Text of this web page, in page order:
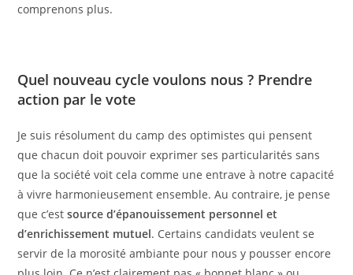
comprenons plus.
Quel nouveau cycle voulons nous ? Prendre
action par le vote
Je suis résolument du camp des optimistes qui pensent
que chacun doit pouvoir exprimer ses particularités sans
que la société voit cela comme une entrave à notre capacité
à vivre harmonieusement ensemble. Au contraire, je pense
que c’estsource d’épanouissement personnel et
d’enrichissement mutuel. Certains candidats veulent se
servir de la morosité ambiante pour nous y pousser encore